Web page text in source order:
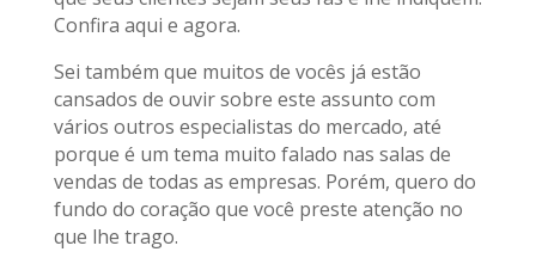
Confira aqui e agora.
Sei também que muitos de vocês já estão
cansados de ouvir sobre este assunto com
vários outros especialistas do mercado, até
porque é um tema muito falado nas salas de
vendas de todas as empresas. Porém, quero do
fundo do coração que você preste atenção no
que lhe trago.